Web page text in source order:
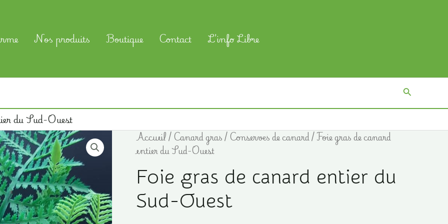
Nos produits Boutique Contact L’info Libre
du Sud-Ouest
Accueil/Canard gras/Conserves de canard/ Foie gras de canard
entier du Sud-Ouest
Foie gras de canard entier du
Sud-Ouest